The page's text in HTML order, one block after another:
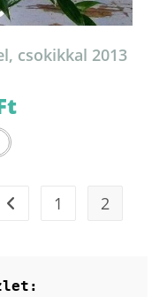
csokikkal 2013
1 2